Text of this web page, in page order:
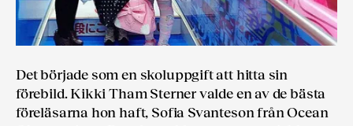
Det började som en skoluppgift att hitta sin
förebild. Kikki Tham Sterner valde en av de bästa
föreläsarna hon haft, Sofia Svanteson från Ocean